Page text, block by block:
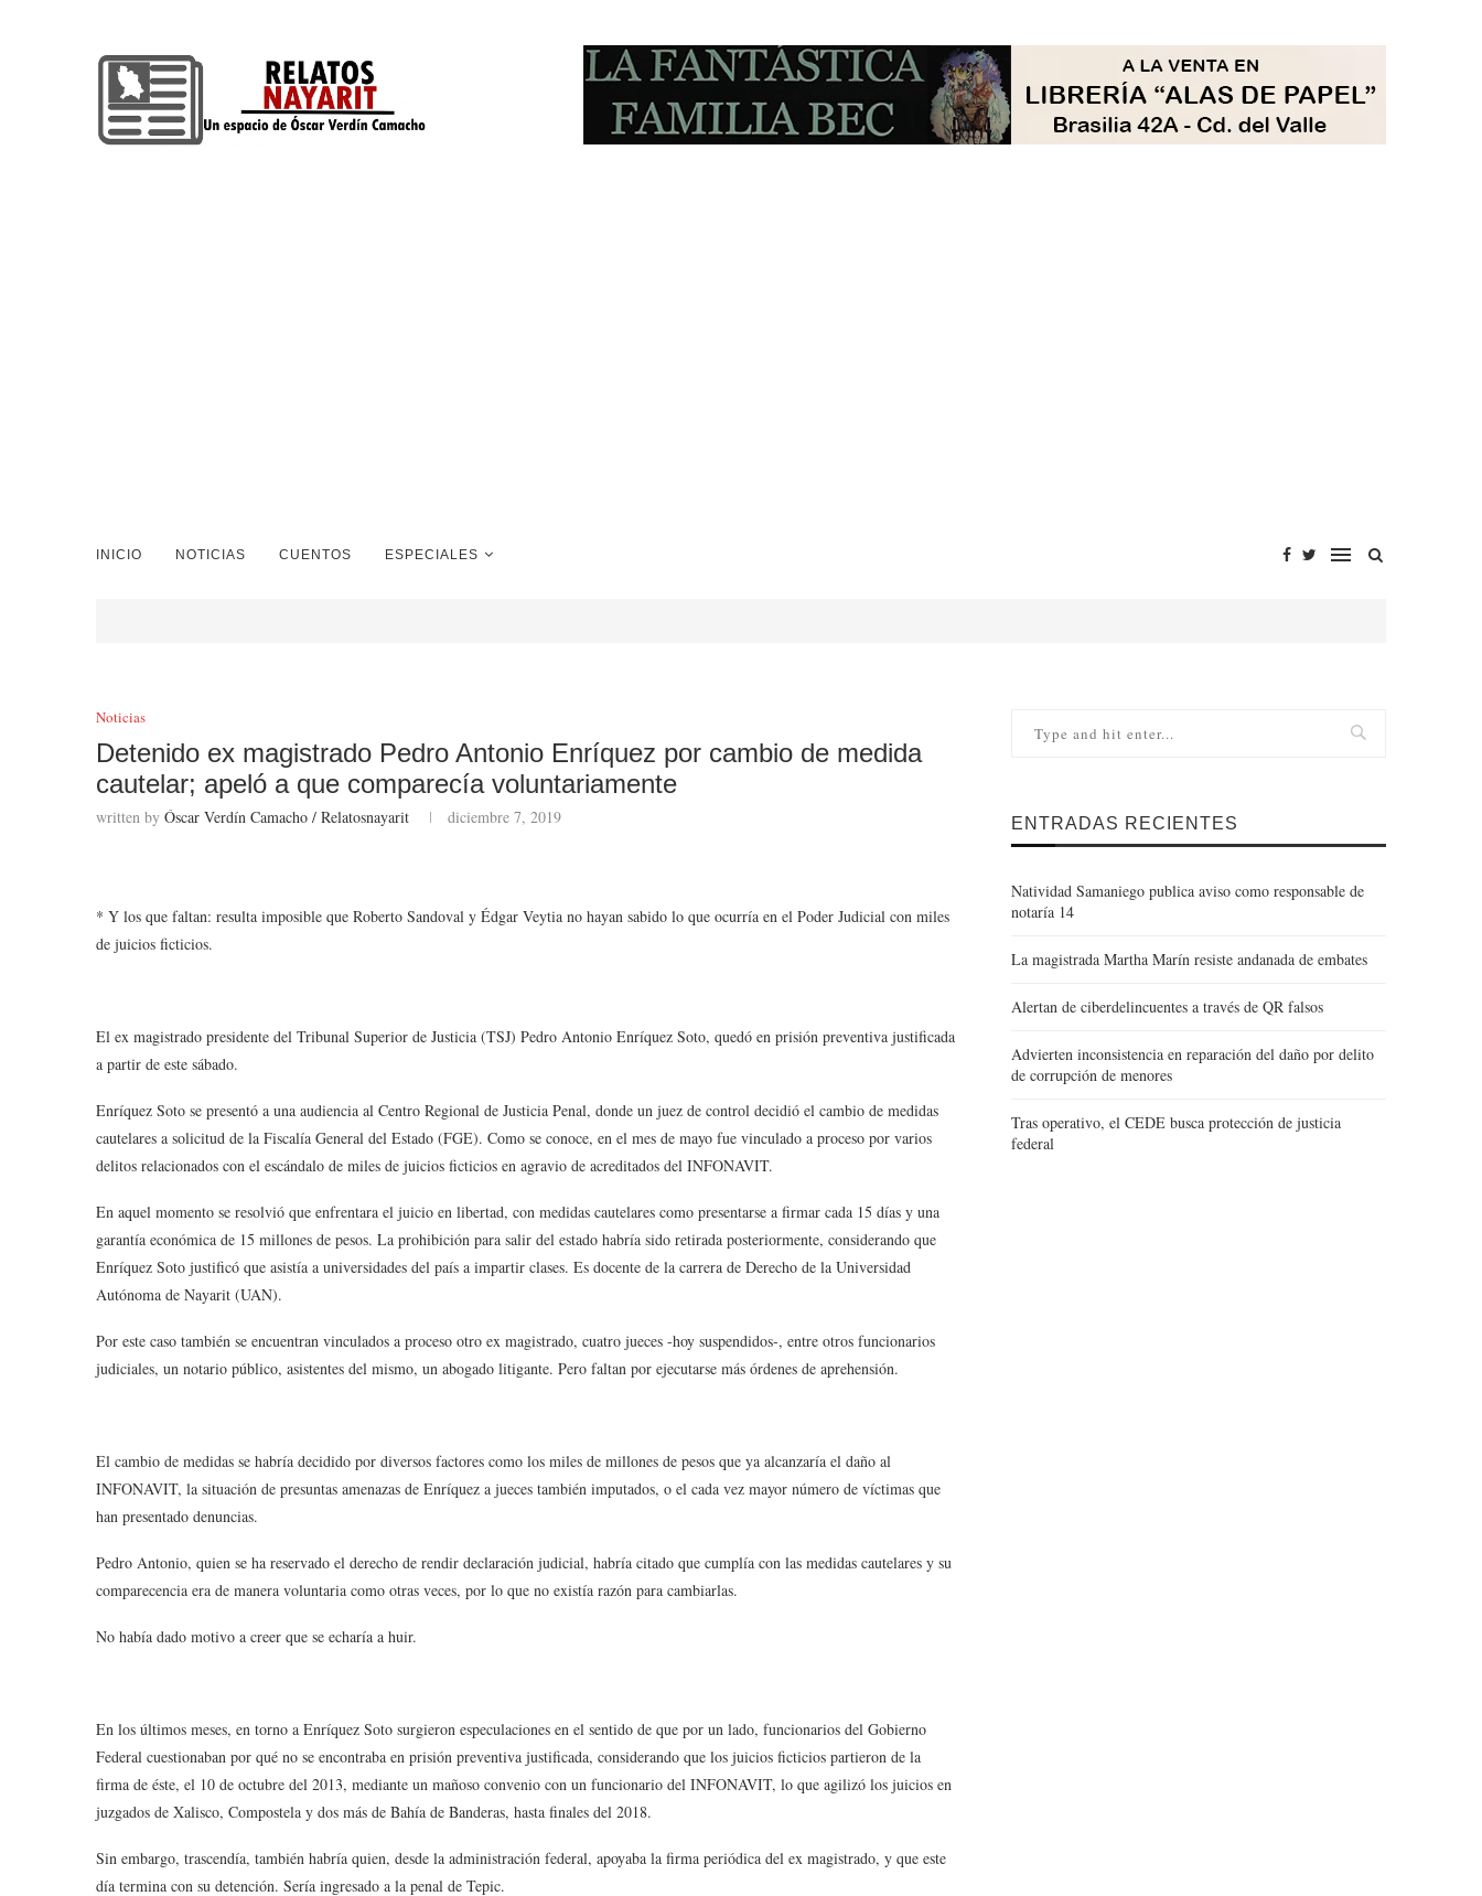
INICIO NOTICIAS CUENTOS ESPECIALES
Noticias
Detenido ex magistrado Pedro Antonio Enríquez por cambio de medida
cautelar; apeló a que comparecía voluntariamente
written by Óscar Verdín Camacho / Relatosnayarit diciembre 7, 2019
* Y los que faltan: resulta imposible que Roberto Sandoval y Édgar Veytia no hayan sabido lo que ocurría en el Poder Judicial con miles
de juicios ficticios.
El ex magistrado presidente del Tribunal Superior de Justicia (TSJ) Pedro Antonio Enríquez Soto, quedó en prisión preventiva justificada
a partir de este sábado.
Enríquez Soto se presentó a una audiencia al Centro Regional de Justicia Penal, donde un juez de control decidió el cambio de medidas
cautelares a solicitud de la Fiscalía General del Estado (FGE). Como se conoce, en el mes de mayo fue vinculado a proceso por varios
delitos relacionados con el escándalo de miles de juicios ficticios en agravio de acreditados del INFONAVIT.
En aquel momento se resolvió que enfrentara el juicio en libertad, con medidas cautelares como presentarse a firmar cada 15 días y una
garantía económica de 15 millones de pesos. La prohibición para salir del estado habría sido retirada posteriormente, considerando que
Enríquez Soto justificó que asistía a universidades del país a impartir clases. Es docente de la carrera de Derecho de la Universidad
Autónoma de Nayarit (UAN).
Por este caso también se encuentran vinculados a proceso otro ex magistrado, cuatro jueces -hoy suspendidos-, entre otros funcionarios
judiciales, un notario público, asistentes del mismo, un abogado litigante. Pero faltan por ejecutarse más órdenes de aprehensión.
El cambio de medidas se habría decidido por diversos factores como los miles de millones de pesos que ya alcanzaría el daño al
INFONAVIT, la situación de presuntas amenazas de Enríquez a jueces también imputados, o el cada vez mayor número de víctimas que
han presentado denuncias.
Pedro Antonio, quien se ha reservado el derecho de rendir declaración judicial, habría citado que cumplía con las medidas cautelares y su
comparecencia era de manera voluntaria como otras veces, por lo que no existía razón para cambiarlas.
No había dado motivo a creer que se echaría a huir.
En los últimos meses, en torno a Enríquez Soto surgieron especulaciones en el sentido de que por un lado, funcionarios del Gobierno
Federal cuestionaban por qué no se encontraba en prisión preventiva justificada, considerando que los juicios ficticios partieron de la
firma de éste, el 10 de octubre del 2013, mediante un mañoso convenio con un funcionario del INFONAVIT, lo que agilizó los juicios en
juzgados de Xalisco, Compostela y dos más de Bahía de Banderas, hasta finales del 2018.
Sin embargo, trascendía, también habría quien, desde la administración federal, apoyaba la firma periódica del ex magistrado, y que este
día termina con su detención. Sería ingresado a la penal de Tepic.
ENTRADAS RECIENTES
Natividad Samaniego publica aviso como responsable de
notaría 14
La magistrada Martha Marín resiste andanada de embates
Alertan de ciberdelincuentes a través de QR falsos
Advierten inconsistencia en reparación del daño por delito
de corrupción de menores
Tras operativo, el CEDE busca protección de justicia
federal